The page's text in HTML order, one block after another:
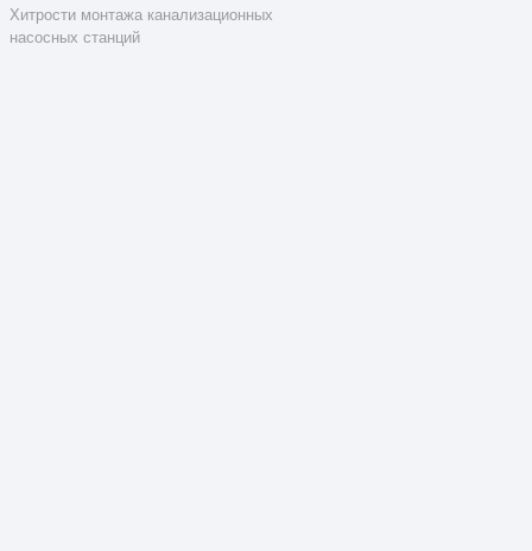
Хитрости монтажа канализационных
насосных станций